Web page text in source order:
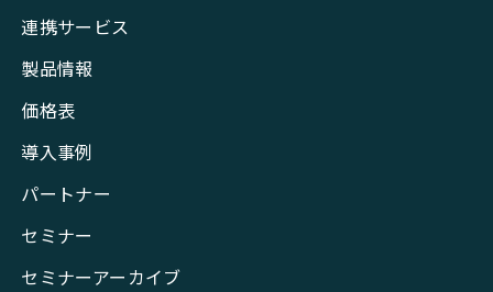
連携サービス
製品情報
価格表
導入事例
パートナー
セミナー
セミナーアーカイブ